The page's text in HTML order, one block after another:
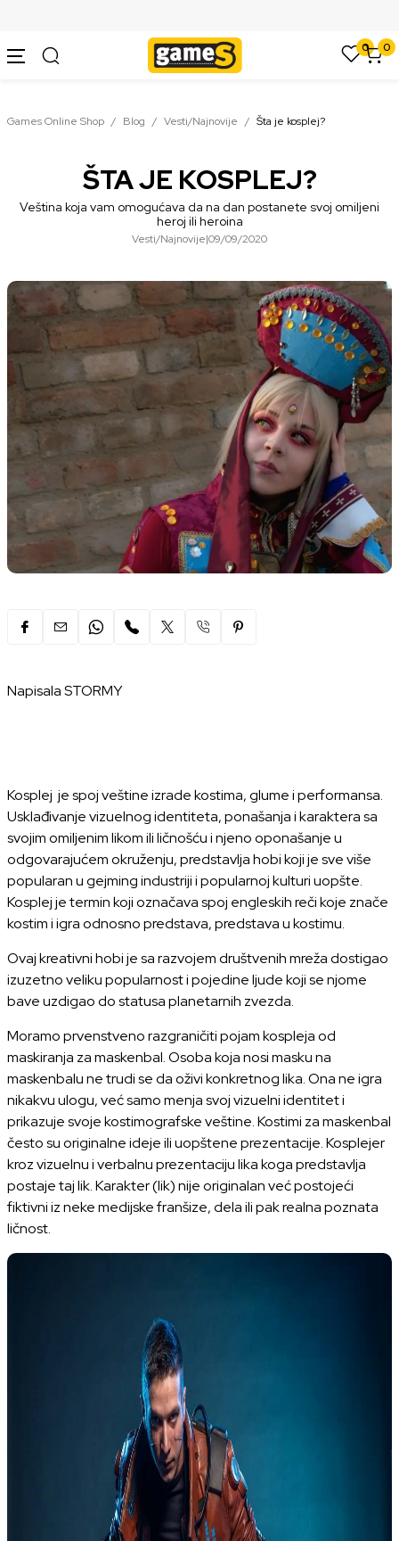
0 0
Games Online Shop Blog Vesti/Najnovije Šta je kosplej?
ŠTA JE KOSPLEJ?
Veština koja vam omogućava da na dan postanete svoj omiljeni
heroj ili heroina
Vesti/Najnovije|09/09/2020
Napisala STORMY
Kosplej je spoj veštine izrade kostima, glume i performansa.
Usklađivanje vizuelnog identiteta, ponašanja i karaktera sa
svojim omiljenim likom ili ličnošću i njeno oponašanje u
odgovarajućem okruženju, predstavlja hobi koji je sve više
popularan u gejming industriji i popularnoj kulturi uopšte.
Kosplej je termin koji označava spoj engleskih reči koje znače
kostim i igra odnosno predstava, predstava u kostimu.
Ovaj kreativni hobi je sa razvojem društvenih mreža dostigao
izuzetno veliku popularnost i pojedine ljude koji se njome
bave uzdigao do statusa planetarnih zvezda.
Moramo prvenstveno razgraničiti pojam kospleja od
maskiranja za maskenbal. Osoba koja nosi masku na
maskenbalu ne trudi se da oživi konkretnog lika. Ona ne igra
nikakvu ulogu, već samo menja svoj vizuelni identitet i
prikazuje svoje kostimografske veštine. Kostimi za maskenbal
često su originalne ideje ili uopštene prezentacije. Kosplejer
kroz vizuelnu i verbalnu prezentaciju lika koga predstavlja
postaje taj lik. Karakter (lik) nije originalan već postojeći
fiktivni iz neke medijske franšize, dela ili pak realna poznata
ličnost.